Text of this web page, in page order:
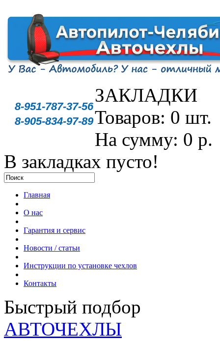
8-951-787-37-56
8-905-834-97-89
ЗАКЛАДКИ
Товаров: 0 шт.
На сумму: 0 р.
В закладках пусто!
Главная
О нас
Гарантия и сервис
Новости / статьи
Инструкции по установке чехлов
Контакты
Быстрый подбор
АВТОЧЕХЛЫ